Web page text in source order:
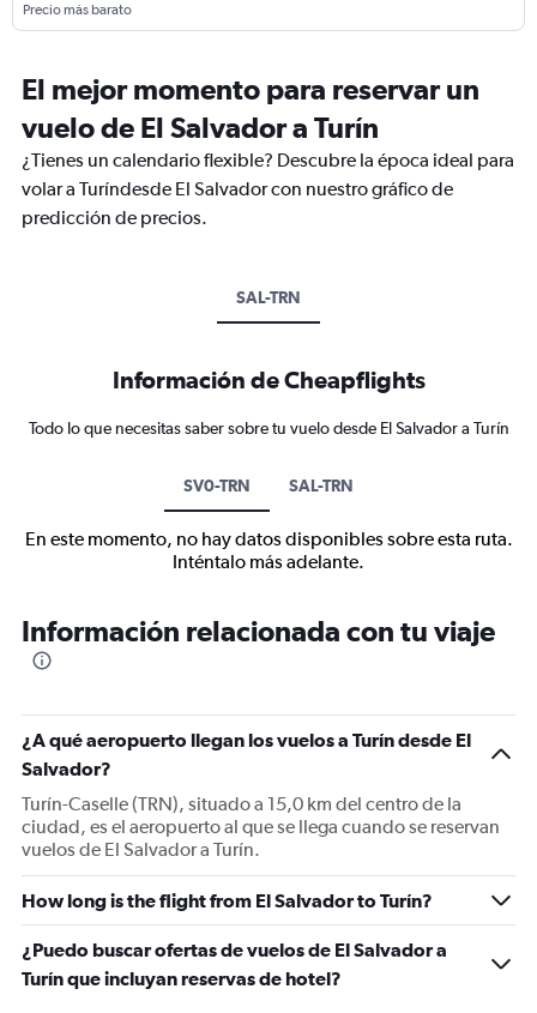
Precio más barato
El mejor momento para reservar un
vuelo de El Salvador a Turín
¿Tienes un calendario flexible? Descubre la época ideal para
volar a Turíndesde El Salvador con nuestro gráfico de
predicción de precios.
SAL-TRN
Información de Cheapflights
Todo lo que necesitas saber sobre tu vuelo desde El Salvador a Turín
SV0-TRN SAL-TRN
En este momento, no hay datos disponibles sobre esta ruta.
Inténtalo más adelante.
Información relacionada con tu viaje
¿A qué aeropuerto llegan los vuelos a Turín desde El
Salvador?
Turín-Caselle (TRN), situado a 15,0 km del centro de la
ciudad, es el aeropuerto al que se llega cuando se reservan
vuelos de El Salvador a Turín.
How long is the flight from El Salvador to Turín?
¿Puedo buscar ofertas de vuelos de El Salvador a
Turín que incluyan reservas de hotel?